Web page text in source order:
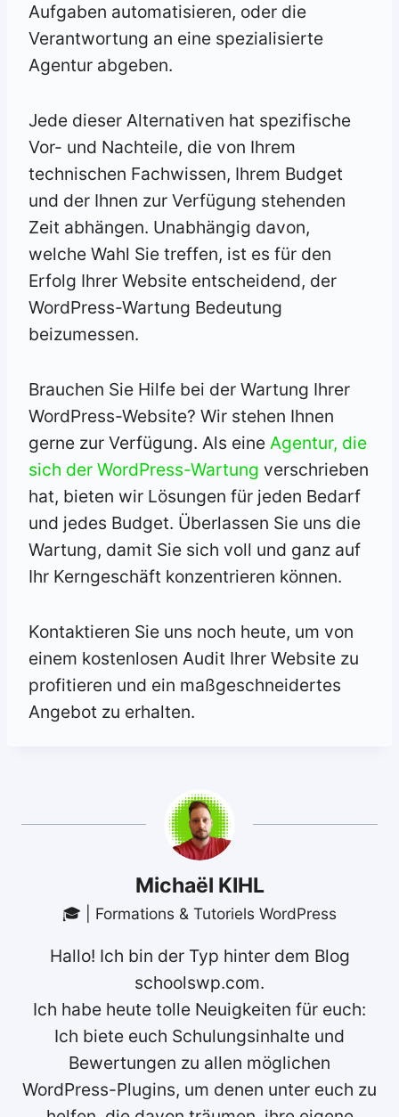
Aufgaben automatisieren, oder die
Verantwortung an eine spezialisierte
Agentur abgeben.
Jede dieser Alternativen hat spezifische
Vor- und Nachteile, die von Ihrem
technischen Fachwissen, Ihrem Budget
und der Ihnen zur Verfügung stehenden
Zeit abhängen. Unabhängig davon,
welche Wahl Sie treffen, ist es für den
Erfolg Ihrer Website entscheidend, der
WordPress-Wartung Bedeutung
beizumessen.
Brauchen Sie Hilfe bei der Wartung Ihrer
WordPress-Website? Wir stehen Ihnen
gerne zur Verfügung. Als eine Agentur, die
sich der WordPress-Wartung verschrieben
hat, bieten wir Lösungen für jeden Bedarf
und jedes Budget. Überlassen Sie uns die
Wartung, damit Sie sich voll und ganz auf
Ihr Kerngeschäft konzentrieren können.
Kontaktieren Sie uns noch heute, um von
einem kostenlosen Audit Ihrer Website zu
profitieren und ein maßgeschneidertes
Angebot zu erhalten.
Michaël KIHL
🎓 | Formations & Tutoriels WordPress
Hallo! Ich bin der Typ hinter dem Blog
schoolswp.com.
Ich habe heute tolle Neuigkeiten für euch:
Ich biete euch Schulungsinhalte und
Bewertungen zu allen möglichen
WordPress-Plugins, um denen unter euch zu